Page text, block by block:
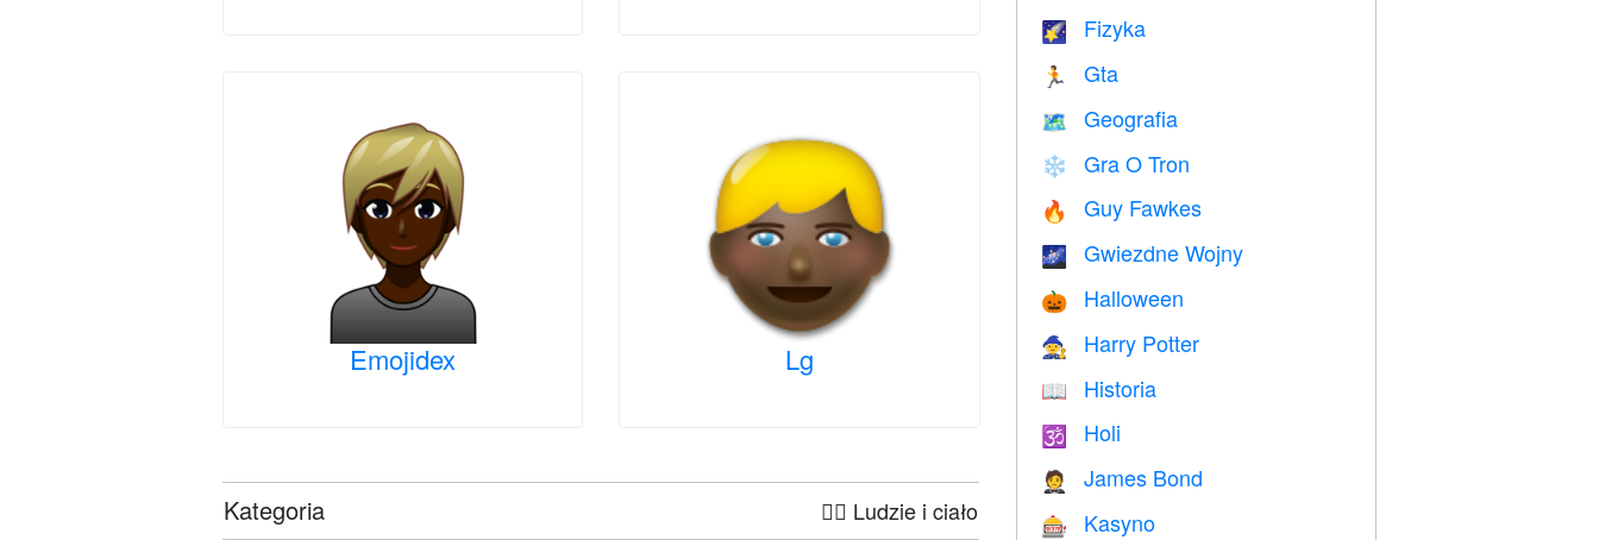
Emojidex Lg
Kategoria 🤦‍♀️ Ludzie i ciało
🌠 Fizyka
🏃 Gta
🗺 Geografia
❄️ Gra O Tron
🔥 Guy Fawkes
🌌 Gwiezdne Wojny
🎃 Halloween
🧙 Harry Potter
📖 Historia
🕉 Holi
🤵 James Bond
🎰 Kasyno